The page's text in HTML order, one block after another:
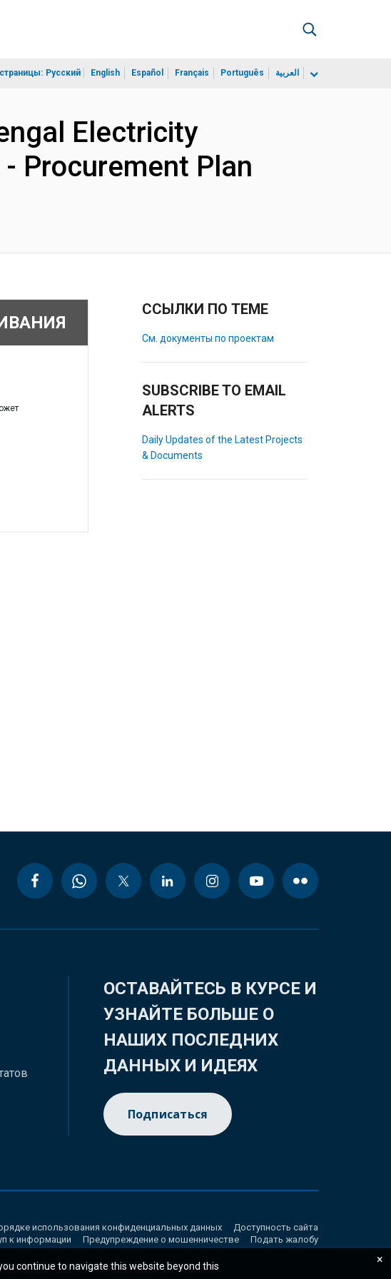
Русский English Español Français Português العربية
Electricity
Procurement Plan
ССЫЛКИ ПО ТЕМЕ
См. документы по проектам
SUBSCRIBE TO EMAIL
ALERTS
Daily Updates of the Latest Projects
& Documents
ОСТАВАЙТЕСЬ В КУРСЕ И
УЗНАЙТЕ БОЛЬШЕ О
НАШИХ ПОСЛЕДНИХ
ДАННЫХ И ИДЕЯХ
Подписаться
использования конфиденциальных данных
Доступность сайта
к информации
Предупреждение о мошенничестве Подать жалобу
continue to navigate this website beyond this
×